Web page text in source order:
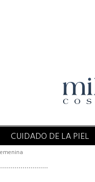
CUIDADO DE LA PIEL